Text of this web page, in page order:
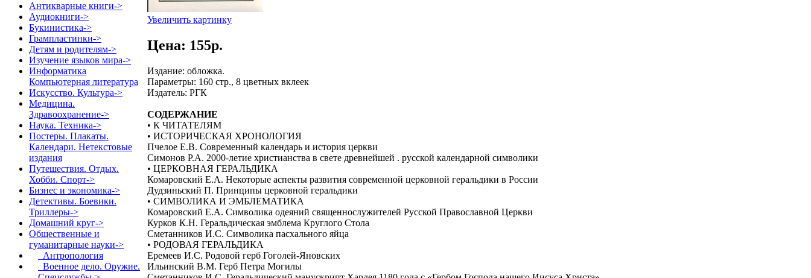
Антикварные книги->
Аудиокниги->
Букинистика->
Грампластинки->
Детям и родителям->
Изучение языков мира->
Информатика
Компьютерная литература
Искусство. Культура->
Медицина.
Здравоохранение->
Наука. Техника->
Постеры. Плакаты.
Календари. Нетекстовые
издания
Путешествия. Отдых.
Хобби. Спорт->
Бизнес и экономика->
Детективы. Боевики.
Триллеры->
Домашний круг->
Общественные и
гуманитарные науки->
Антропология
Военное дело. Оружие.
Увеличить картинку
Цена: 155p.
Издание: обложка.
Параметры: 160 стр., 8 цветных вклеек
Издатель: РГК
СОДЕРЖАНИЕ
• К ЧИТАТЕЛЯМ
• ИСТОРИЧЕСКАЯ ХРОНОЛОГИЯ
Пчелое Е.В. Современный календарь и история церкви
Симонов Р.А. 2000-летие христианства в свете древнейшей . русской календарной символики
• ЦЕРКОВНАЯ ГЕРАЛЬДИКА
Комаровский Е.А. Некоторые аспекты развития современной церковной геральдики в России
Дудзиньский П. Принципы церковной геральдики
• СИМВОЛИКА И ЭМБЛЕМАТИКА
Комаровский Е.А. Символика одеяний священнослужителей Русской Православной Церкви
Курков К.Н. Геральдическая эмблема Круглого Стола
Сметанников И.С. Символика пасхального яйца
• РОДОВАЯ ГЕРАЛЬДИКА
Еремеев И.С. Родовой герб Гоголей-Яновских
Ильинский В.М. Герб Петра Могилы